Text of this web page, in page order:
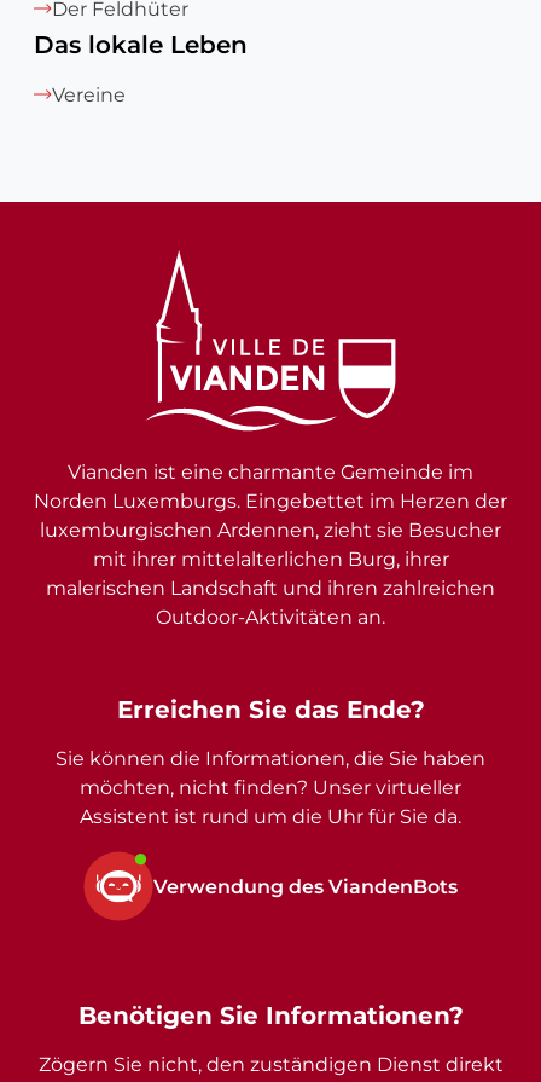
Der Feldhüter
Das lokale Leben
Vereine
Erreichen Sie das Ende?
Sie können die Informationen, die Sie haben
möchten, nicht finden? Unser virtueller
Assistent ist rund um die Uhr für Sie da.
Verwendung des ViandenBots
Vianden ist eine charmante Gemeinde im
Norden Luxemburgs. Eingebettet im Herzen der
luxemburgischen Ardennen, zieht sie Besucher
mit ihrer mittelalterlichen Burg, ihrer
malerischen Landschaft und ihren zahlreichen
Outdoor-Aktivitäten an.
Benötigen Sie Informationen?
Zögern Sie nicht, den zuständigen Dienst direkt